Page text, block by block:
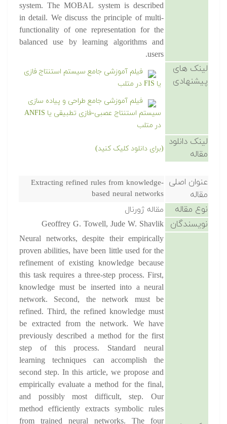
system. The MOBAL system is described
in detail. We discuss the principle of multi-
functionality of one representation for the
balanced use by learning algorithms and
users.
لینک های
پیشنهادی
فیلم آموزشی جامع سیستم استنتاج فازی
یا FIS در متلب
فیلم آموزشی جامع طراحی و پیاده سازی
سیستم استنتاج عصبی-فازی تطبیقی یا ANFIS
در متلب
لینک دانلود
مقاله
(برای دانلود کلیک کنید)
عنوان اصلی
مقاله
Extracting refined rules from knowledge-
based neural networks
نوع مقاله مقاله ژورنال
نویسندگان Geoffrey G. Towell, Jude W. Shavlik
Neural networks, despite their empirically
proven abilities, have been little used for the
refinement of existing knowledge because
this task requires a three-step process. First,
knowledge must be inserted into a neural
network. Second, the network must be
refined. Third, the refined knowledge must
be extracted from the network. We have
previously described a method for the first
step of this process. Standard neural
learning techniques can accomplish the
second step. In this article, we propose and
empirically evaluate a method for the final,
and possibly most difficult, step. Our
method efficiently extracts symbolic rules
from trained neural networks. The four